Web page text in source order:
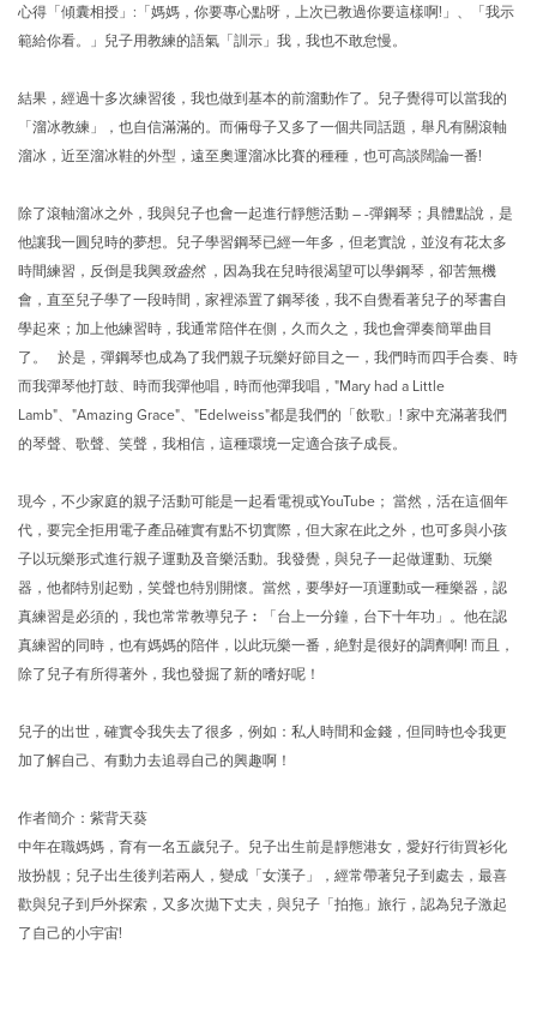
心得「傾囊相授」:「媽媽，你要專心點呀，上次已教過你要這樣啊!」、「我示
範給你看。」兒子用教練的語氣「訓示」我，我也不敢怠慢。
結果，經過十多次練習後，我也做到基本的前溜動作了。兒子覺得可以當我的
「溜冰教練」，也自信滿滿的。而倆母子又多了一個共同話題，舉凡有關滾軸
溜冰，近至溜冰鞋的外型，遠至奧運溜冰比賽的種種，也可高談闊論一番!
除了滾軸溜冰之外，我與兒子也會一起進行靜態活動 – -彈鋼琴；具體點說，是
他讓我一圓兒時的夢想。兒子學習鋼琴已經一年多，但老實說，並沒有花太多
時間練習，反倒是我興致盎然，因為我在兒時很渴望可以學鋼琴，卻苦無機
會，直至兒子學了一段時間，家裡添置了鋼琴後，我不自覺看著兒子的琴書自
學起來；加上他練習時，我通常陪伴在側，久而久之，我也會彈奏簡單曲目
了。 於是，彈鋼琴也成為了我們親子玩樂好節目之一，我們時而四手合奏、時
而我彈琴他打鼓、時而我彈他唱，時而他彈我唱，"Mary had a Little
Lamb"、"Amazing Grace"、"Edelweiss"都是我們的「飲歌」! 家中充滿著我們
的琴聲、歌聲、笑聲，我相信，這種環境一定適合孩子成長。
現今，不少家庭的親子活動可能是一起看電視或YouTube； 當然，活在這個年
代，要完全拒用電子產品確實有點不切實際，但大家在此之外，也可多與小孩
子以玩樂形式進行親子運動及音樂活動。我發覺，與兒子一起做運動、玩樂
器，他都特別起勁，笑聲也特別開懷。當然，要學好一項運動或一種樂器，認
真練習是必須的，我也常常教導兒子︰「台上一分鐘，台下十年功」。他在認
真練習的同時，也有媽媽的陪伴，以此玩樂一番，絶對是很好的調劑啊! 而且，
除了兒子有所得著外，我也發掘了新的嗜好呢！
兒子的出世，確實令我失去了很多，例如：私人時間和金錢，但同時也令我更
加了解自己、有動力去追尋自己的興趣啊！
作者簡介：紫背天葵
中年在職媽媽，育有一名五歲兒子。兒子出生前是靜態港女，愛好行街買衫化
妝扮靚；兒子出生後判若兩人，變成「女漢子」，經常帶著兒子到處去，最喜
歡與兒子到戶外探索，又多次拋下丈夫，與兒子「拍拖」旅行，認為兒子激起
了自己的小宇宙!